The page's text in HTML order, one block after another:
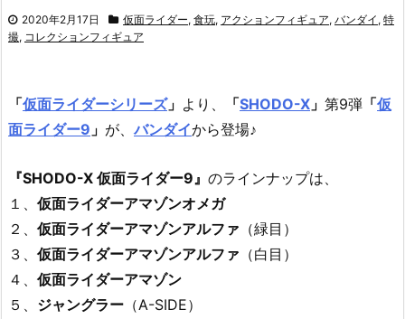
2020年2月17日 仮面ライダー, 食玩, アクションフィギュア, バンダイ , 特
撮, コレクションフィギュア
「仮面ライダーシリーズ」 より、 「SHODO-X 」 第9弾 「仮
面ライダー9 」 が、バンダイから登場♪
『SHODO-X 仮面ライダー9』 のラインナップは、
１、 仮面ライダーアマゾンオメガ
２、 仮面ライダーアマゾンアルファ （緑目）
３、 仮面ライダーアマゾンアルファ （白目）
４、 仮面ライダーアマゾン
５、 ジャングラー （A-SIDE）